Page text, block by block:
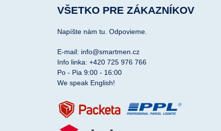
VŠETKO PRE ZÁKAZNÍKOV
Napíšte nám tu. Odpovieme.
E-mail: info@smartmen.cz
Info linka: +420 725 976 766
Po - Pia 9:00 - 16:00
We speak English!